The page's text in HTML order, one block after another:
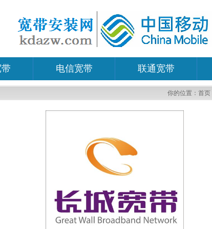
电信宽带 联通宽带
你的位置： 首页